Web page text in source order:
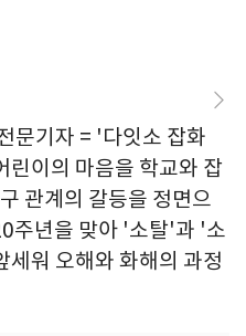
문기자 = '다잇소 잡화
린이의 마음을 학교와 잡
관계의 갈등을 정면으
주년을 맞아 '소탈'과 '소
워 오해와 화해의 과정